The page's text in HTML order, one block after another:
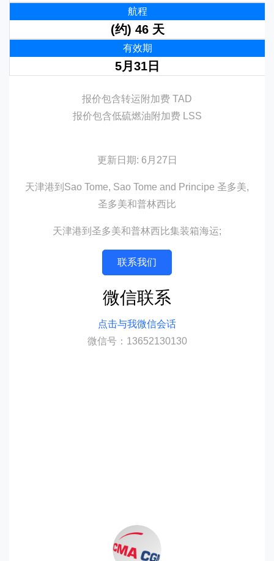
航程
(约) 46 天
有效期
5月31日
报价包含转运附加费 TAD
报价包含低硫燃油附加费 LSS
更新日期: 6月27日
天津港到Sao Tome, Sao Tome and Principe 圣多美,
圣多美和普林西比
天津港到圣多美和普林西比集装箱海运;
联系我们
微信联系
点击与我微信会话
微信号：13652130130